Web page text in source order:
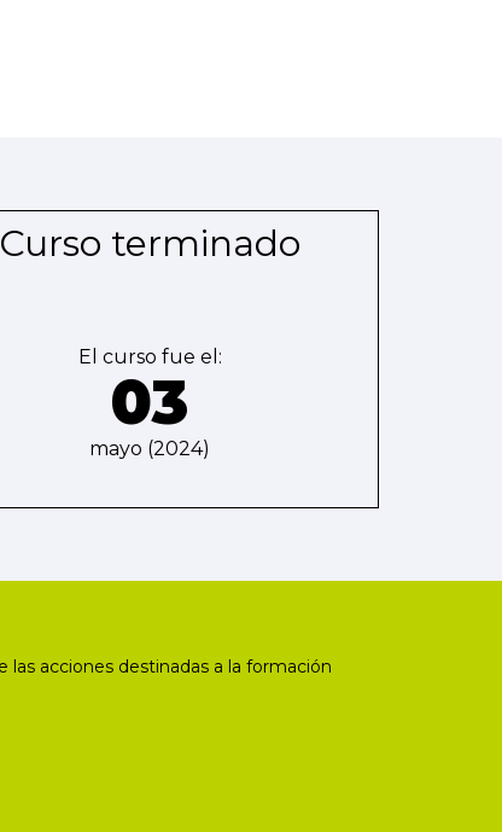
Curso terminado
El curso fue el:
03
mayo (2024)
acciones destinadas a la formación